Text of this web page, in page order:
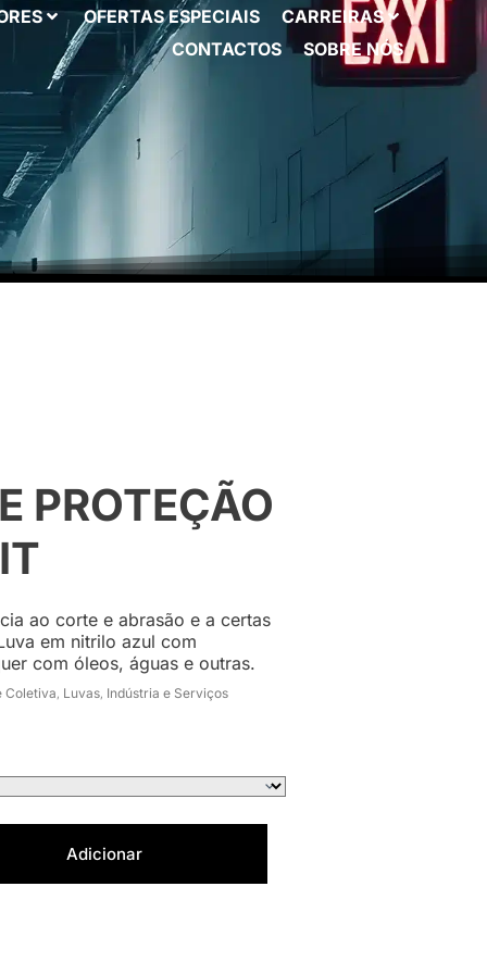
OFERTAS ESPECIAIS
CARREIRAS
CONTACTOS
SOBRE NÓS
PROTEÇÃO
ao corte e abrasão e a certas
em nitrilo azul com
com óleos, águas e outras.
Coletiva, Luvas, Indústria e Serviços
Adicionar